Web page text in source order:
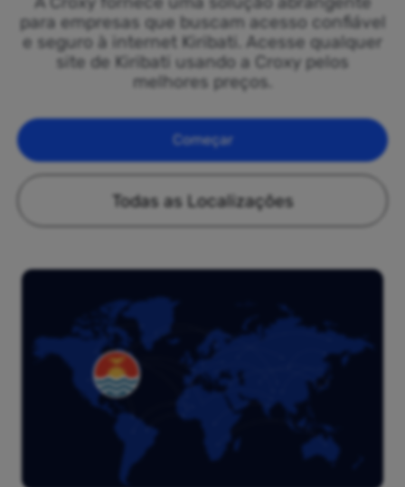
para empresas que buscam acesso confiável
e seguro à internet Kiribati. Acesse qualquer
site de Kiribati usando a Croxy pelos
melhores preços.
Começar
Todas as Localizações